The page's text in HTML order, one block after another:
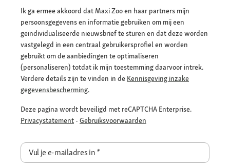
Ik ga ermee akkoord dat Maxi Zoo en haar partners mijn
persoonsgegevens en informatie gebruiken om mij een
geïndividualiseerde nieuwsbrief te sturen en dat deze worden
vastgelegd in een centraal gebruikersprofiel en worden
gebruikt om de aanbiedingen te optimaliseren
(personaliseren) totdat ik mijn toestemming daarvoor intrek.
Verdere details zijn te vinden in de Kennisgeving inzake
gegevensbescherming.
Deze pagina wordt beveiligd met reCAPTCHA Enterprise.
Privacystatement - Gebruiksvoorwaarden
Vul je e-mailadres in*